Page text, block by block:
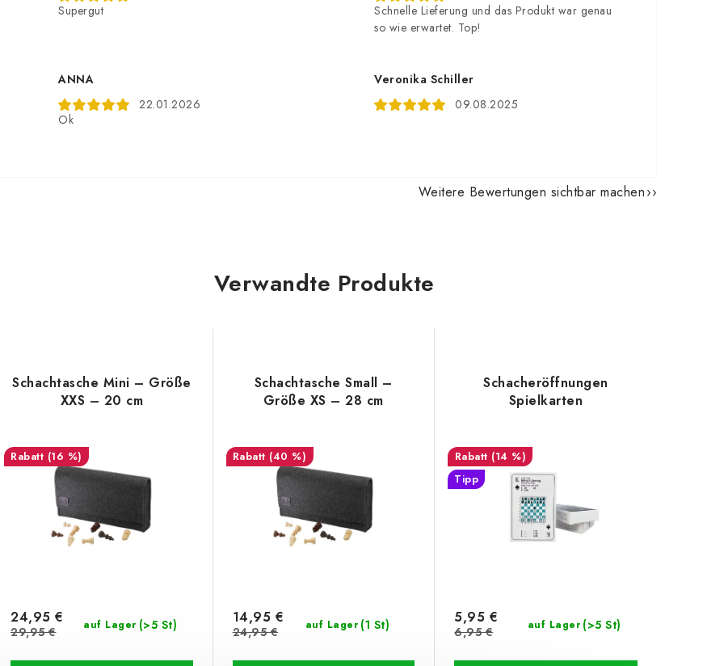
Supergut
Schnelle Lieferung und das Produkt war genau
so wie erwartet. Top!
ANNA
22.01.2026
Ok
Veronika Schiller
09.08.2025
Weitere Bewertungen sichtbar machen
Verwandte Produkte
Schachtasche Mini – Größe
XXS – 20 cm
(16 %)
auf Lager (>5 St)
24,95 €
29,95 €
Schachtasche Small –
Größe XS – 28 cm
(40 %)
auf Lager (1 St)
14,95 €
24,95 €
Schacheröffnungen
Spielkarten
(14 %)
Tipp
auf Lager (>5 St)
5,95 €
6,95 €